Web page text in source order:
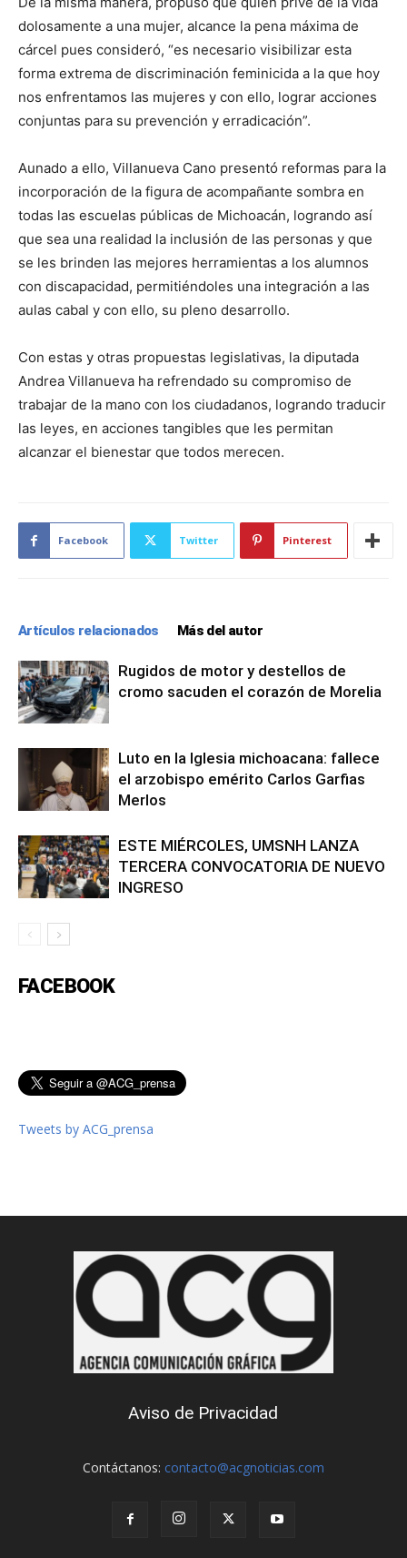
dolosamente a una mujer, alcance la pena máxima de
cárcel pues consideró, “es necesario visibilizar esta
forma extrema de discriminación feminicida a la que hoy
nos enfrentamos las mujeres y con ello, lograr acciones
conjuntas para su prevención y erradicación”.
Aunado a ello, Villanueva Cano presentó reformas para la
incorporación de la figura de acompañante sombra en
todas las escuelas públicas de Michoacán, logrando así
que sea una realidad la inclusión de las personas y que
se les brinden las mejores herramientas a los alumnos
con discapacidad, permitiéndoles una integración a las
aulas cabal y con ello, su pleno desarrollo.
Con estas y otras propuestas legislativas, la diputada
Andrea Villanueva ha refrendado su compromiso de
trabajar de la mano con los ciudadanos, logrando traducir
las leyes, en acciones tangibles que les permitan
alcanzar el bienestar que todos merecen.
Facebook Twitter Pinterest
Artículos relacionados Más del autor
Rugidos de motor y destellos de
cromo sacuden el corazón de Morelia
Luto en la Iglesia michoacana: fallece
el arzobispo emérito Carlos Garfias
Merlos
ESTE MIÉRCOLES, UMSNH LANZA
TERCERA CONVOCATORIA DE NUEVO
INGRESO
FACEBOOK
Tweets by ACG_prensa
Aviso de Privacidad
Contáctanos: contacto@acgnoticias.com